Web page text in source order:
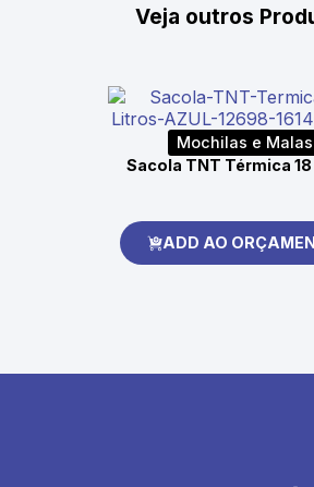
Veja outros
Mochilas e Malas
Sacola TNT Térmica
ADD AO